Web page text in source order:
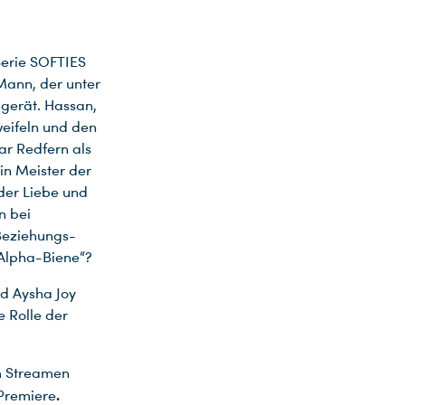
SOFTIES
der unter
Hassan,
und den
Redfern als
Meister der
Liebe und
bei
Biene“?
Aysha Joy
Rolle der
Streamen
.